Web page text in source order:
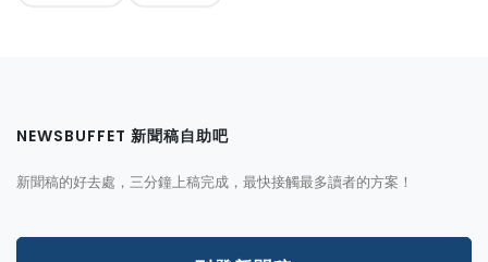
NEWSBUFFET 新聞稿自助吧
新聞稿的好去處，三分鐘上稿完成，最快接觸最多讀者的方案！